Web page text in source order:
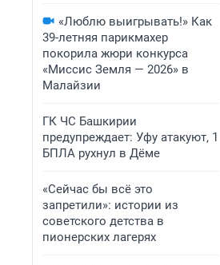
«Люблю выигрывать!» Как
39-летняя парикмахер
покорила жюри конкурса
«Миссис Земля — 2026» в
Малайзии
ГК ЧС Башкирии
предупреждает: Уфу атакуют, 1
БПЛА рухнул в Дёме
«Сейчас бы всё это
запретили»: истории из
советского детства в
пионерских лагерях